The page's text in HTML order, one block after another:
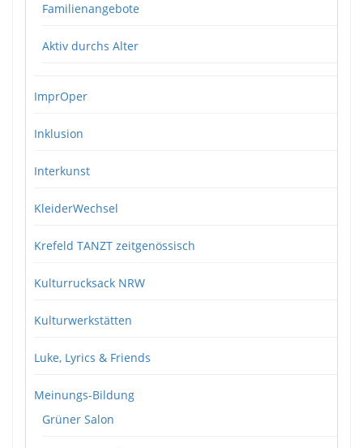
Familienangebote
Aktiv durchs Alter
ImprOper
Inklusion
Interkunst
KleiderWechsel
Krefeld TANZT zeitgenössisch
Kulturrucksack NRW
Kulturwerkstätten
Luke, Lyrics & Friends
Meinungs-Bildung
Grüner Salon